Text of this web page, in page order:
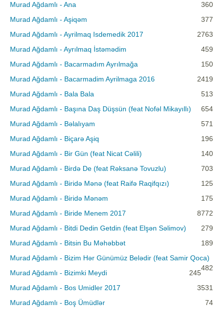
Murad Ağdamlı - Ana
360
Murad Ağdamlı - Aşiqəm
377
Murad Ağdamlı - Ayrilmaq Isdemedik 2017
2763
Murad Ağdamlı - Ayrılmaq İstəmədim
459
Murad Ağdamlı - Bacarmadım Ayrılmağa
150
Murad Ağdamlı - Bacarmadim Ayrilmaga 2016
2419
Murad Ağdamlı - Bala Bala
513
Murad Ağdamlı - Başına Daş Düşsün (feat Nofəl Mikayıllı)
654
Murad Ağdamlı - Bəlalıyam
571
Murad Ağdamlı - Biçarə Aşiq
196
Murad Ağdamlı - Bir Gün (feat Nicat Cəlili)
140
Murad Ağdamlı - Birdə De (feat Rəksanə Tovuzlu)
703
Murad Ağdamlı - Biridə Mənə (feat Raifə Raqifqızı)
125
Murad Ağdamlı - Biridə Mənəm
175
Murad Ağdamlı - Biride Menem 2017
8772
Murad Ağdamlı - Bitdi Dedin Getdin (feat Elşən Səlimov)
279
Murad Ağdamlı - Bitsin Bu Məhəbbət
189
Murad Ağdamlı - Bizim Hər Günümüz Belədir (feat Samir Qoca)
482
Murad Ağdamlı - Bizimki Meydi
245
Murad Ağdamlı - Bos Umidler 2017
3531
Murad Ağdamlı - Boş Ümüdlər
74